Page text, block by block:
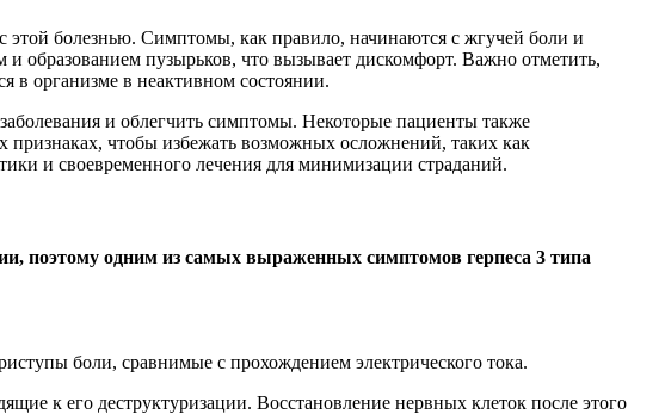
болезнью. Симптомы, как правило, начинаются с жгучей боли и
образованием пузырьков, что вызывает дискомфорт. Важно отметить,
в организме в неактивном состоянии.
и облегчить симптомы. Некоторые пациенты также
чтобы избежать возможных осложнений, таких как
и своевременного лечения для минимизации страданий.
поэтому одним из самых выраженных симптомов герпеса 3 типа
боли, сравнимые с прохождением электрического тока.
к его деструктуризации. Восстановление нервных клеток после этого